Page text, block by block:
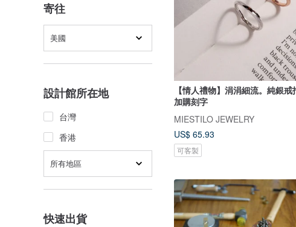
寄往
美國
設計館所在地
台灣
香港
所有地區
快速出貨
【情人禮物】涓涓細流。純銀戒
加購刻字
MIESTILO JEWELRY
US$ 65.93
可客製